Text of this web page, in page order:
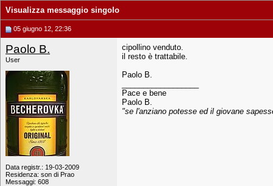
Visualizza messaggio singolo
05 giugno 12, 22:36
Paolo B.
User
Data registr.: 19-03-2009
Residenza: son di Prao
Messaggi: 608
cipollino venduto.
il resto è trattabile.
Paolo B.
Pace e bene
Paolo B.
"se l'anziano potesse ed il giovane